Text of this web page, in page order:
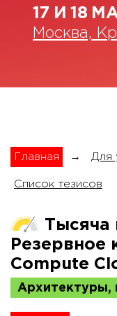
17 И 18
Москва,
Главная → Для
Список тезисов
Тысяча
Резервное
Compute
Архитектуры,